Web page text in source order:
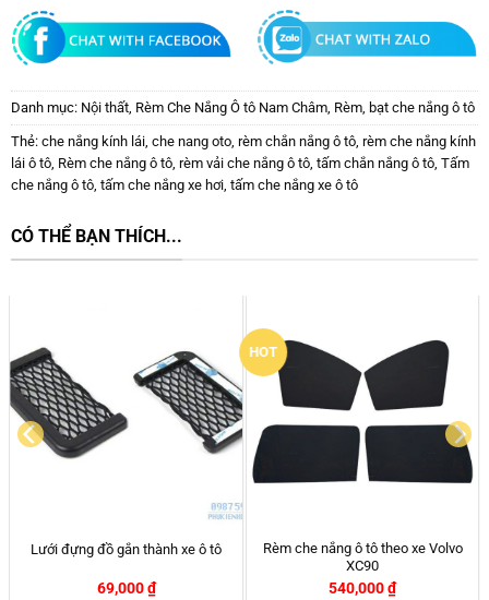
Danh mục: Nội thất, Rèm Che Nắng Ô tô Nam Châm, Rèm, bạt che nắng ô tô
Thẻ: che nắng kính lái, che nang oto, rèm chắn nắng ô tô, rèm che nắng kính
lái ô tô, Rèm che nắng ô tô, rèm vải che nắng ô tô, tấm chắn nắng ô tô, Tấm
che nắng ô tô, tấm che nắng xe hơi, tấm che nắng xe ô tô
CÓ THỂ BẠN THÍCH...
Nước Hoa Treo Xe Ô tô Dr.
210,000₫
HOT
Thảm lót sàn ô tô Kata Ford
Escape
2,190,000₫ 2,150,000